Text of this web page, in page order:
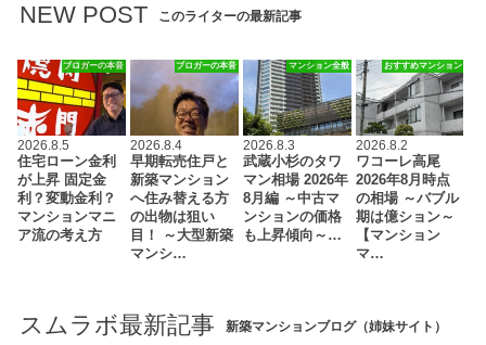
NEW POST このライターの最新記事
ブロガーの本音
2026.8.5
住宅ローン金利
が上昇 固定金
利？変動金利？
マンションマニ
ア流の考え方
ブロガーの本音
2026.8.4
早期転売住戸と
新築マンション
へ住み替える方
の出物は狙い
目！ ～大型新築
マンシ…
マンション全般
2026.8.3
武蔵小杉のタワ
マン相場 2026年
8月編 ～中古マ
ンションの価格
も上昇傾向～…
おすすめマンション
2026.8.2
ワコーレ高尾
2026年8月時点
の相場 ～バブル
期は億ション～
【マンション
マ…
スムラボ最新記事 新築マンションブログ（姉妹サイト）